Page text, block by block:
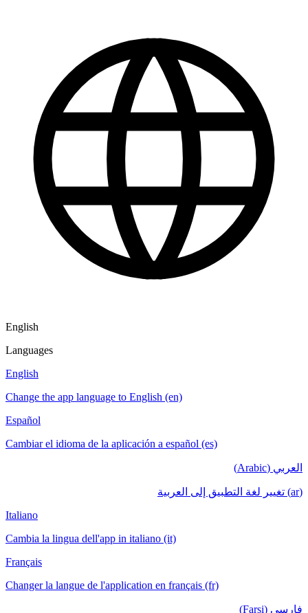
English
Languages
English
Change the app language to English (en)
Español
Cambiar el idioma de la aplicación a español (es)
العربي (Arabic)
(ar) تغيير لغة التطبيق إلى العربية
Italiano
Cambia la lingua dell'app in italiano (it)
Français
Changer la langue de l'application en français (fr)
فارسی (Farsi)